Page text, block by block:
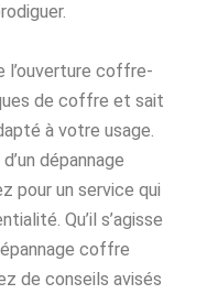
l’ouverture coffre-
de coffre et sait
à votre usage.
dépannage
un service qui
Qu’il s’agisse
coffre
de conseils avisés